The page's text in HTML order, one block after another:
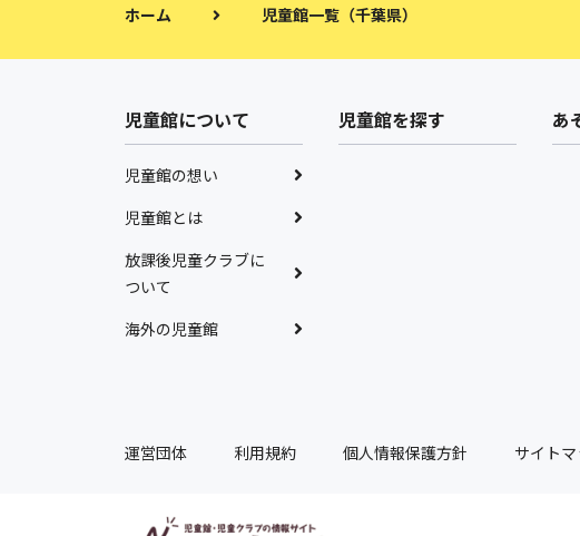
ホーム 児童館一覧（千葉県）
児童館について
児童館の想い
児童館とは
放課後児童クラブに
ついて
海外の児童館
児童館を探す あ
運営団体 利用規約 個人情報保護方針 サイト